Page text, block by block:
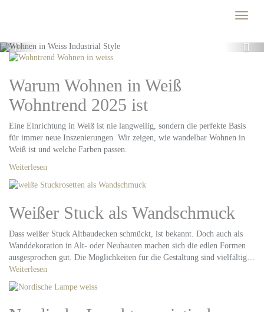
content
Toggle
Previous
Warum Wohnen in Weiß
Wohntrend 2025 ist
Eine Einrichtung in Weiß ist nie langweilig, sondern die perfekte Basis
für immer neue Inszenierungen. Wir zeigen, wie wandelbar Wohnen in
Weiß ist und welche Farben passen.
Weiterlesen
Weißer Stuck als Wandschmuck
Dass weißer Stuck Altbaudecken schmückt, ist bekannt. Doch auch als
Wanddekoration in Alt- oder Neubauten machen sich die edlen Formen
ausgesprochen gut. Die Möglichkeiten für die Gestaltung sind vielfältig…
Weiterlesen